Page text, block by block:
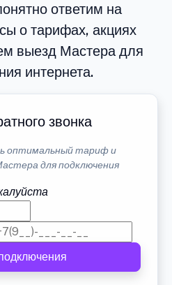
ответим на
о тарифах, акциях
выезд Мастера для
интернета.
звонка
оптимальный тариф и
для подключения